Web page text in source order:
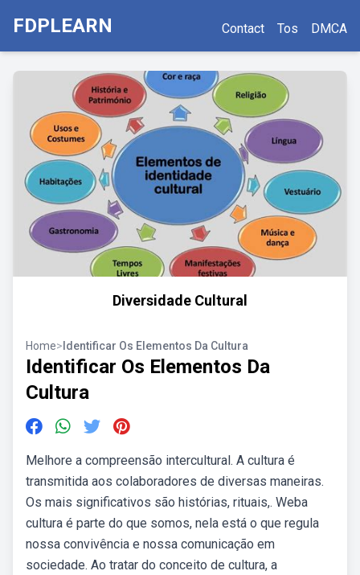
FDPLEARN Contact Tos DMCA
Diversidade Cultural
Home> Identificar Os Elementos Da Cultura
Identificar Os Elementos Da
Cultura
Melhore a compreensão intercultural. A cultura é
transmitida aos colaboradores de diversas maneiras.
Os mais significativos são histórias, rituais,. Weba
cultura é parte do que somos, nela está o que regula
nossa convivência e nossa comunicação em
sociedade. Ao tratar do conceito de cultura, a